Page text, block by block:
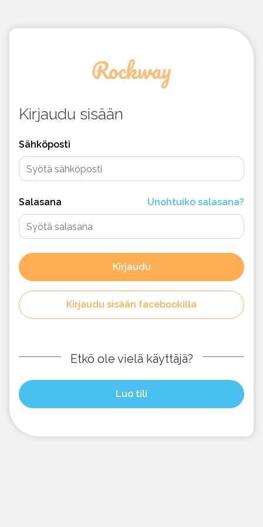
Kirjaudu sisään
Sähköposti
Salasana Unohtuiko salasana?
Kirjaudu
Kirjaudu sisään facebookilla
Etkö ole vielä käyttäjä?
Luo tili